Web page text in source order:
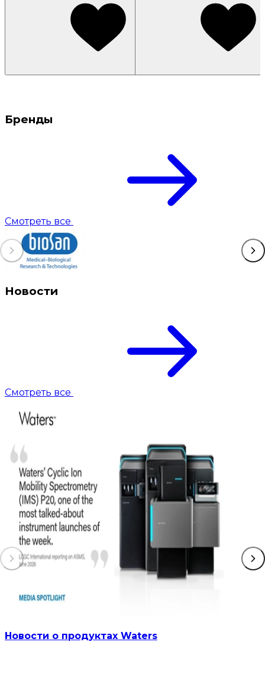
Бренды
Смотреть все
Новости
Смотреть все
Новости о продуктах Waters